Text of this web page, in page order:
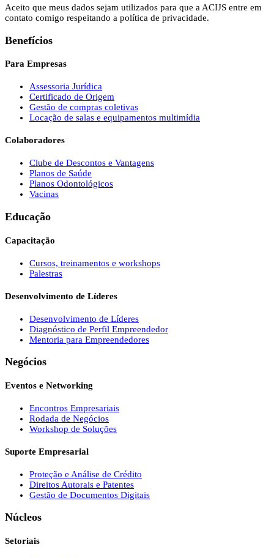
Aceito que meus dados sejam utilizados para que a ACIJS entre em
contato comigo respeitando a política de privacidade.
Benefícios
Para Empresas
Assessoria Jurídica
Certificado de Origem
Gestão de compras coletivas
Locação de salas e equipamentos multimídia
Colaboradores
Clube de Descontos e Vantagens
Planos de Saúde
Planos Odontológicos
Vacinas
Educação
Capacitação
Cursos, treinamentos e workshops
Palestras
Desenvolvimento de Líderes
Desenvolvimento de Líderes
Diagnóstico de Perfil Empreendedor
Mentoria para Empreendedores
Negócios
Eventos e Networking
Encontros Empresariais
Rodada de Negócios
Workshop de Soluções
Suporte Empresarial
Proteção e Análise de Crédito
Direitos Autorais e Patentes
Gestão de Documentos Digitais
Núcleos
Setoriais